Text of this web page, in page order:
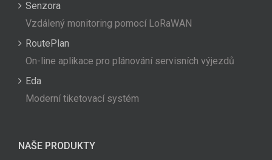
Senzora
Vzdálený monitoring pomocí LoRaWAN
RoutePlan
On-line aplikace pro plánování servisních výjezdů
Eda
Moderní tiketovací systém
NAŠE PRODUKTY